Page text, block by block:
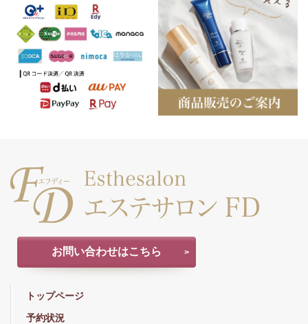
お問い合わせはこちら
トップページ
予約状況